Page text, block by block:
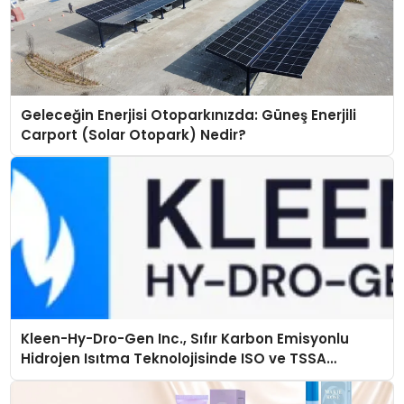
Geleceğin Enerjisi Otoparkınızda: Güneş Enerjili
Carport (Solar Otopark) Nedir?
Kleen-Hy-Dro-Gen Inc., Sıfır Karbon Emisyonlu
Hidrojen Isıtma Teknolojisinde ISO ve TSSA
Düzenleyici Onaylarını Aldı